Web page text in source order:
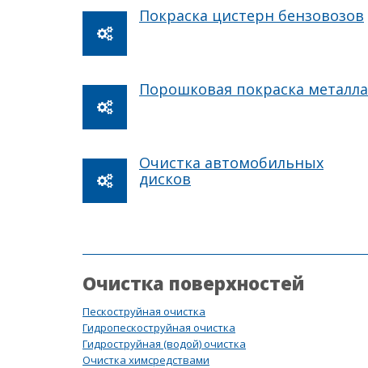
Покраска цистерн бензовозов
Порошковая покраска металла
Очистка автомобильных
дисков
Очистка поверхностей
Пескоструйная очистка
Гидропескоструйная очистка
Гидроструйная (водой) очистка
Очистка химсредствами